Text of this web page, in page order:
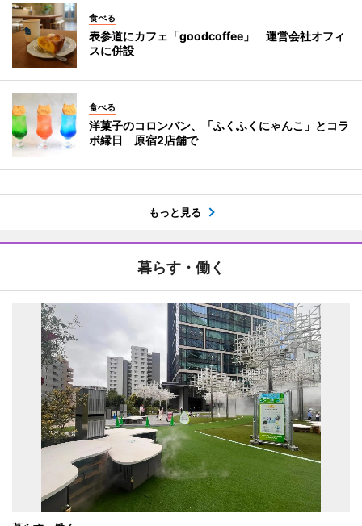
食べる
表参道にカフェ「goodcoffee」 運営会社オフィ
スに併設
食べる
洋菓子のコロンバン、「ふくふくにゃんこ」とコラ
ボ縁日 原宿2店舗で
もっと見る
暮らす・働く